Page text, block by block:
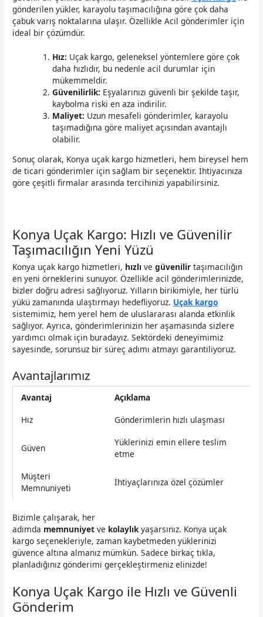
gönderilen yükler, karayolu taşımacılığına göre çok daha
çabuk varış noktalarına ulaşır. Özellikle Acil gönderimler için
ideal bir çözümdür.
Hız: Uçak kargo, geleneksel yöntemlere göre çok
daha hızlıdır, bu nedenle acil durumlar için
mükemmeldir.
Güvenilirlik: Eşyalarınızı güvenli bir şekilde taşır,
kaybolma riski en aza indirilir.
Maliyet: Uzun mesafeli gönderimler, karayolu
taşımadığına göre maliyet açısından avantajlı
olabilir.
Sonuç olarak, Konya uçak kargo hizmetleri, hem bireysel hem
de ticari gönderimler için sağlam bir seçenektir. İhtiyacınıza
göre çeşitli firmalar arasında tercihinizi yapabilirsiniz.
Konya Uçak Kargo: Hızlı ve Güvenilir
Taşımacılığın Yeni Yüzü
Konya uçak kargo hizmetleri, hızlı vegüvenilir taşımacılığın
en yeni örneklerini sunuyor. Özellikle acil gönderimlerinizde,
bizler doğru adresi sağlıyoruz. Yılların birikimiyle, her türlü
yükü zamanında ulaştırmayı hedefliyoruz. Uçak kargo
sistemimiz, hem yerel hem de uluslararası alanda etkinlik
sağlıyor. Ayrıca, gönderimlerinizin her aşamasında sizlere
yardımcı olmak için buradayız. Sektördeki deneyimimiz
sayesinde, sorunsuz bir süreç adımı atmayı garantiliyoruz.
Avantajlarımız
Avantaj
Açıklama
Hız
Gönderimlerin hızlı ulaşması
Güven
Yüklerinizi emin ellere teslim
etme
Müşteri
Memnuniyeti
İhtiyaçlarınıza özel çözümler
Bizimle çalışarak, her
adımda memnuniyet ve kolaylıkyaşarsınız. Konya uçak
kargo seçenekleriyle, zaman kaybetmeden yüklerinizi
güvence altına almanız mümkün. Sadece birkaç tıkla,
planladığınız gönderimi gerçekleştirmeniz elinizde!
Konya Uçak Kargo ile Hızlı ve Güvenli
Gönderim